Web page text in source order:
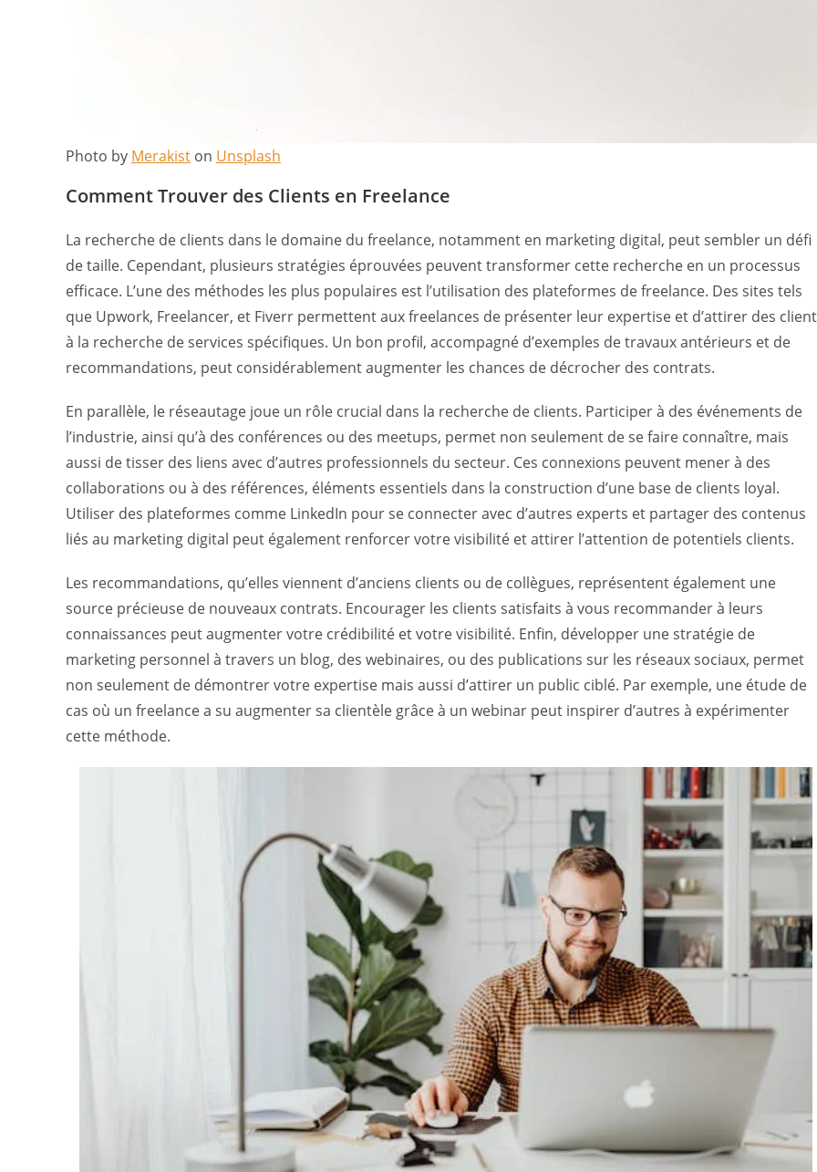
Photo by Merakist on Unsplash
Comment Trouver des Clients en Freelance
La recherche de clients dans le domaine du freelance, notamment en marketing digital, peut sembler un défi
de taille. Cependant, plusieurs stratégies éprouvées peuvent transformer cette recherche en un processus
efficace. L’une des méthodes les plus populaires est l’utilisation des plateformes de freelance. Des sites tels
que Upwork, Freelancer, et Fiverr permettent aux freelances de présenter leur expertise et d’attirer des
à la recherche de services spécifiques. Un bon profil, accompagné d’exemples de travaux antérieurs et de
recommandations, peut considérablement augmenter les chances de décrocher des contrats.
En parallèle, le réseautage joue un rôle crucial dans la recherche de clients. Participer à des événements de
l’industrie, ainsi qu’à des conférences ou des meetups, permet non seulement de se faire connaître, mais
aussi de tisser des liens avec d’autres professionnels du secteur. Ces connexions peuvent mener à des
collaborations ou à des références, éléments essentiels dans la construction d’une base de clients loyal.
Utiliser des plateformes comme LinkedIn pour se connecter avec d’autres experts et partager des contenus
liés au marketing digital peut également renforcer votre visibilité et attirer l’attention de potentiels clients.
Les recommandations, qu’elles viennent d’anciens clients ou de collègues, représentent également une
source précieuse de nouveaux contrats. Encourager les clients satisfaits à vous recommander à leurs
connaissances peut augmenter votre crédibilité et votre visibilité. Enfin, développer une stratégie de
marketing personnel à travers un blog, des webinaires, ou des publications sur les réseaux sociaux, permet
non seulement de démontrer votre expertise mais aussi d’attirer un public ciblé. Par exemple, une étude de
cas où un freelance a su augmenter sa clientèle grâce à un webinar peut inspirer d’autres à expérimenter
cette méthode.